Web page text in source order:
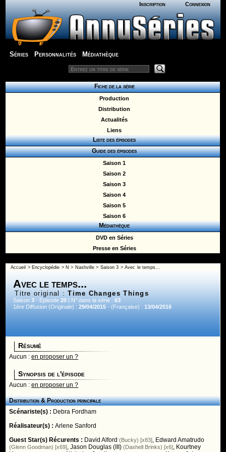
Inscription Connexion
Séries Personnalités Médiathèque
Fiche de la série
Production
Distribution
Actualités
Liens
Liste des épisodes
Guide des épisodes
Saison 1
Saison 2
Saison 3
Saison 4
Saison 5
Saison 6
Médiathèque
DVD en Séries
Presse en Séries
Accueil > Encyclopédie > N > Nashville> Saison 3 > Avec le temps...
Avec le temps...
Titre original :Time Changes Things
Saison3 - Episode20 | N° dans la série :63
1ère Diffusion (Originale) :29/04/2015 - (Française) :13/04/2016
Résumé
Aucun :en proposer un ?
Synopsis de l'épisode
Aucun :en proposer un ?
Distribution & Production principale
Scénariste(s) : Debra Fordham
Réalisateur(s) :Arlene Sanford
Guest Star(s) Récurents : David Alford (Bucky) [x83], Edward Amatrudo
(Glenn Goodman) [x69],Jason Douglas (III) (Dashell Brinks) [x6], Kourtney